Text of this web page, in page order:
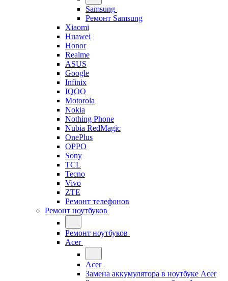
Samsung
Ремонт Samsung
Xiaomi
Huawei
Honor
Realme
ASUS
Google
Infinix
IQOO
Motorola
Nokia
Nothing Phone
Nubia RedMagic
OnePlus
OPPO
Sony
TCL
Tecno
Vivo
ZTE
Ремонт телефонов
Ремонт ноутбуков
Ремонт ноутбуков
Acer
Acer
Замена аккумулятора в ноутбуке Acer